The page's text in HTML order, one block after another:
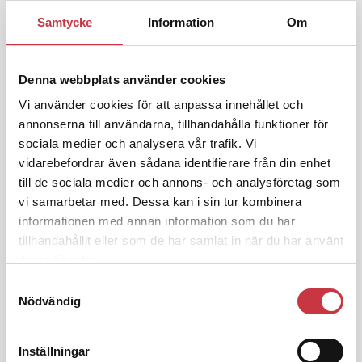
Samtycke Information Om
Denna webbplats använder cookies
Vi använder cookies för att anpassa innehållet och
annonserna till användarna, tillhandahålla funktioner för
sociala medier och analysera vår trafik. Vi
vidarebefordrar även sådana identifierare från din enhet
till de sociala medier och annons- och analysföretag som
vi samarbetar med. Dessa kan i sin tur kombinera
informationen med annan information som du har
tillhandahållit eller som de har samlat in när du har använt
Nödvändig
Inställningar
Klart: Ingångslönen höjs med 2 300
kronor
4 juni 2026
Insändare:
Miljoner i sjön –
polisaspiranter underkänns på
godtyckliga grunder
Jens Mårtensson:Snart 20 år i tjänst
– nu ska han lära sig grunderna